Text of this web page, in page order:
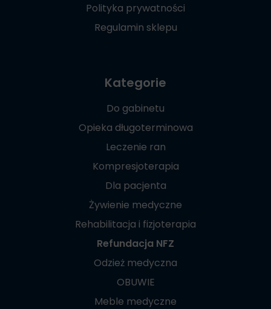
Polityka prywatności
Regulamin sklepu
Kategorie
Do gabinetu
Opieka długoterminowa
Leczenie ran
Kompresjoterapia
Dla pacjenta
Żywienie medyczne
Rehabilitacja i fizjoterapia
Refundacja NFZ
Odzież medyczna
OBUWIE
Meble medyczne